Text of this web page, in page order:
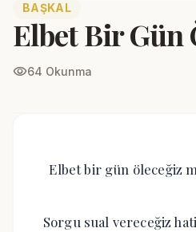
BAŞKAL
Elbet Bir Gün
visibility64 Okunma
Elbet bir gün öleceğiz
Sorgu sual vereceğiz